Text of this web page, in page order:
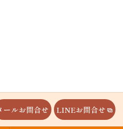
ールお問合せ LINEお問合せ